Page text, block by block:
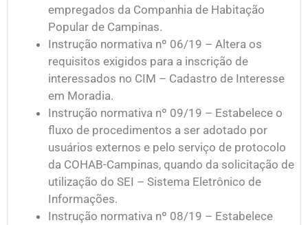
empregados da Companhia de Habitação
Popular de Campinas.
Instrução normativa nº 06/19 – Altera os
requisitos exigidos para a inscrição de
interessados no CIM – Cadastro de Interesse
em Moradia.
Instrução normativa nº 09/19 – Estabelece o
fluxo de procedimentos a ser adotado por
usuários externos e pelo serviço de protocolo
da COHAB-Campinas, quando da solicitação de
utilização do SEI – Sistema Eletrônico de
Informações.
Instrução normativa nº 08/19 – Estabelece